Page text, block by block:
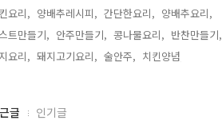
요리, 양배추레시피, 간단한요리, 양배추요리,
트만들기, 안주만들기, 콩나물요리, 반찬만들기,
요리, 돼지고기요리, 술안주, 치킨양념,
글 인기글